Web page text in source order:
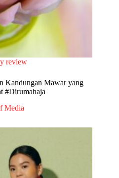
review
Kandungan Mawar yang
#Dirumahaja
Media